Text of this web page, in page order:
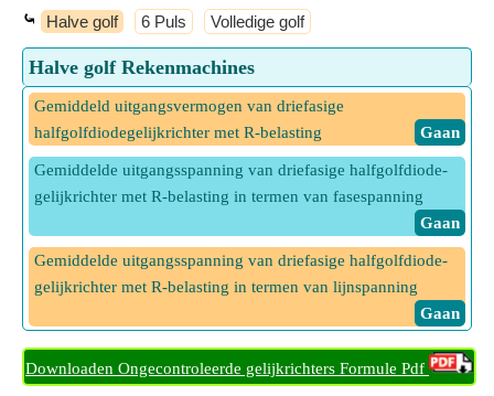
⤿ Halve golf 6 Puls Volledige golf
Halve golf Rekenmachines
Gemiddeld uitgangsvermogen van driefasige
halfgolfdiodegelijkrichter met R-belasting
​ Gaan
Gemiddelde uitgangsspanning van driefasige halfgolfdiode-
gelijkrichter met R-belasting in termen van fasespanning
​ Gaan
Gemiddelde uitgangsspanning van driefasige halfgolfdiode-
gelijkrichter met R-belasting in termen van lijnspanning
​ Gaan
Rimpelspanning van driefasige halfgolfdiodegelijkrichter
​ Gaan
Downloaden Ongecontroleerde gelijkrichters Formule Pdf